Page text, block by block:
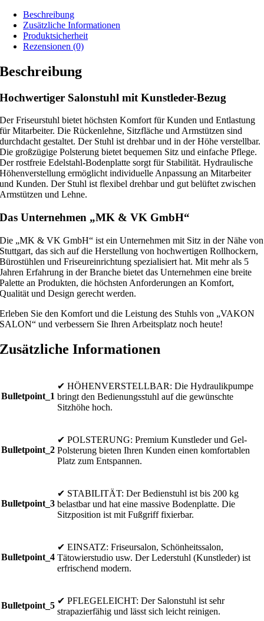
Beschreibung
Zusätzliche Informationen
Produktsicherheit
Rezensionen (0)
Beschreibung
Hochwertiger Salonstuhl mit Kunstleder-Bezug
Der Friseurstuhl bietet höchsten Komfort für Kunden und Entlastung
für Mitarbeiter. Die Rückenlehne, Sitzfläche und Armstützen sind
durchdacht gestaltet. Der Stuhl ist drehbar und in der Höhe verstellbar.
Die großzügige Polsterung bietet bequemen Sitz und einfache Pflege.
Der rostfreie Edelstahl-Bodenplatte sorgt für Stabilität. Hydraulische
Höhenverstellung ermöglicht individuelle Anpassung an Mitarbeiter
und Kunden. Der Stuhl ist flexibel drehbar und gut belüftet zwischen
Armstützen und Lehne.
Das Unternehmen „MK & VK GmbH“
Die „MK & VK GmbH“ ist ein Unternehmen mit Sitz in der Nähe von
Stuttgart, das sich auf die Herstellung von hochwertigen Rollhockern,
Bürostühlen und Friseureinrichtung spezialisiert hat. Mit mehr als 5
Jahren Erfahrung in der Branche bietet das Unternehmen eine breite
Palette an Produkten, die höchsten Anforderungen an Komfort,
Qualität und Design gerecht werden.
Erleben Sie den Komfort und die Leistung des Stuhls von „VAKON
SALON“ und verbessern Sie Ihren Arbeitsplatz noch heute!
Zusätzliche Informationen
Bulletpoint_1
✔ HÖHENVERSTELLBAR: Die Hydraulikpumpe
bringt den Bedienungsstuhl auf die gewünschte
Sitzhöhe hoch.
Bulletpoint_2
✔ POLSTERUNG: Premium Kunstleder und Gel-
Polsterung bieten Ihren Kunden einen komfortablen
Platz zum Entspannen.
Bulletpoint_3
✔ STABILITÄT: Der Bedienstuhl ist bis 200 kg
belastbar und hat eine massive Bodenplatte. Die
Sitzposition ist mit Fußgriff fixierbar.
Bulletpoint_4
✔ EINSATZ: Friseursalon, Schönheitssalon,
Tätowierstudio usw. Der Lederstuhl (Kunstleder) ist
erfrischend modern.
Bulletpoint_5 ✔ PFLEGELEICHT: Der Salonstuhl ist sehr
strapazierfähig und lässt sich leicht reinigen.